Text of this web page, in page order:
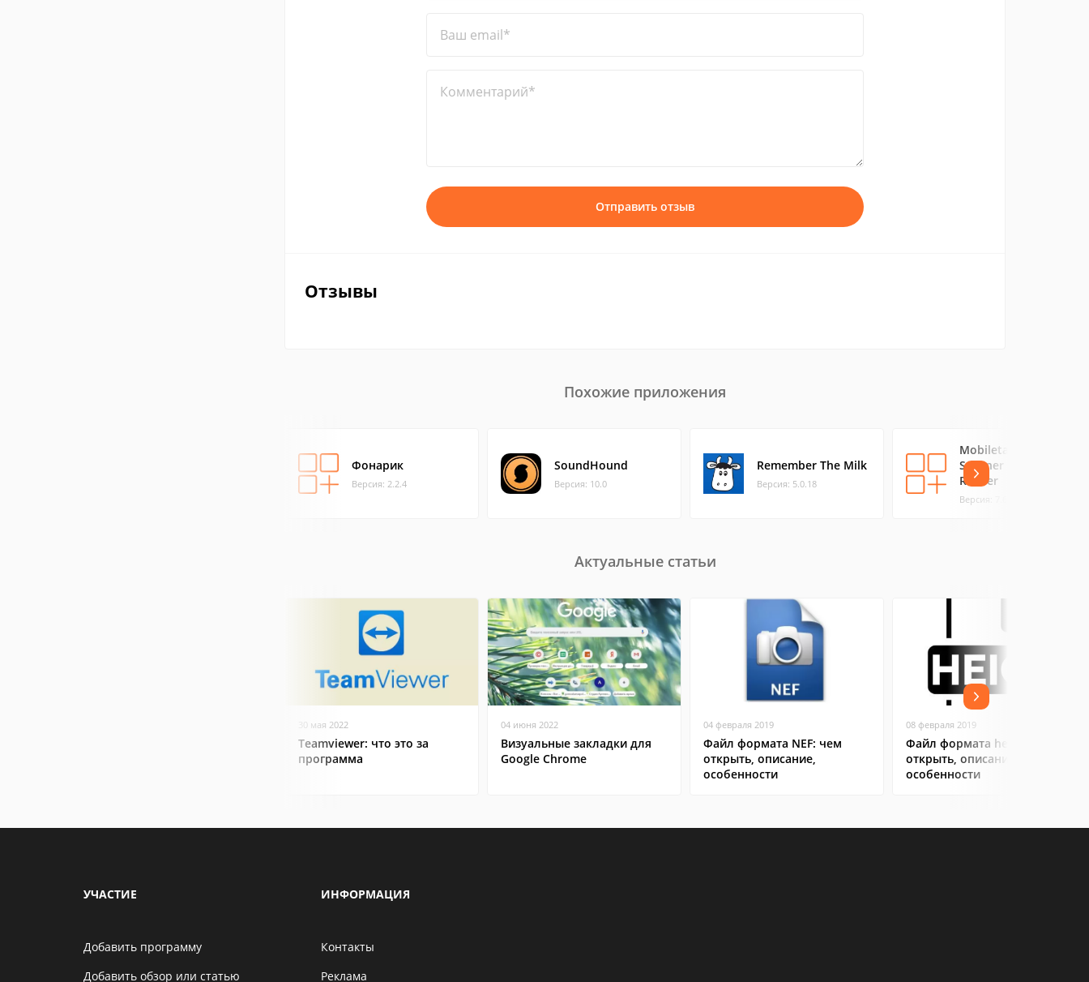
Ваш email*
Комментарий*
Отправить отзыв
Отзывы
Похожие приложения
Фонарик
Версия: 2.2.4
SoundHound
Версия: 10.0
Remember The Milk
Версия: 5.0.18
Mobiletag Barcode
Scanner & QR
Reader
Версия: 7.6.25
Актуальные статьи
30 мая 2022
Teamviewer: что это за
программа
04 июня 2022
Визуальные закладки для
Google Chrome
04 февраля 2019
Файл формата NEF: чем
открыть, описание,
особенности
08 февраля 2019
Файл формата heic: чем
открыть, описание,
особенности
УЧАСТИЕ
Добавить программу
Добавить обзор или статью
ИНФОРМАЦИЯ
Контакты
Реклама